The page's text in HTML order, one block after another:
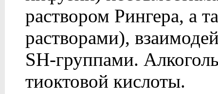
раствором Рингера, а
растворами),
SH-группами.
тиоктовой кислоты.